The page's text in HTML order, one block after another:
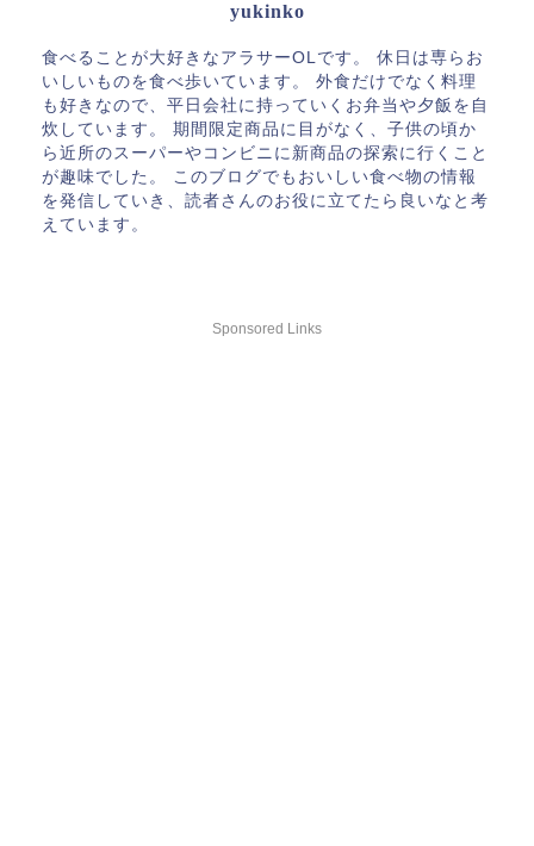
yukinko
食べることが大好きなアラサーOLです。 休日は専らお
いしいものを食べ歩いています。 外食だけでなく料理
も好きなので、平日会社に持っていくお弁当や夕飯を自
炊しています。 期間限定商品に目がなく、子供の頃か
ら近所のスーパーやコンビニに新商品の探索に行くこと
が趣味でした。 このブログでもおいしい食べ物の情報
を発信していき、読者さんのお役に立てたら良いなと考
えています。
Sponsored Links